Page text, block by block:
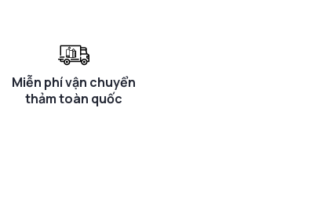
Miễn phí vận chuyển
thảm toàn quốc